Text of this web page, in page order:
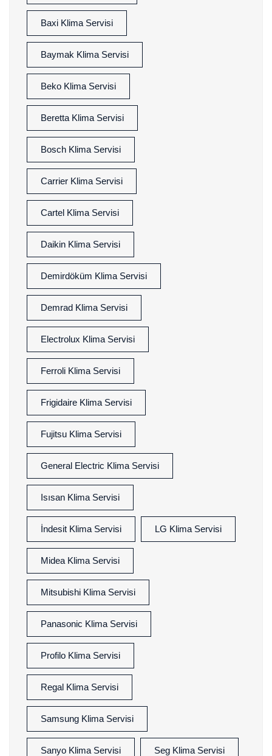
Baxi Klima Servisi
Baymak Klima Servisi
Beko Klima Servisi
Beretta Klima Servisi
Bosch Klima Servisi
Carrier Klima Servisi
Cartel Klima Servisi
Daikin Klima Servisi
Demirdöküm Klima Servisi
Demrad Klima Servisi
Electrolux Klima Servisi
Ferroli Klima Servisi
Frigidaire Klima Servisi
Fujitsu Klima Servisi
General Electric Klima Servisi
Isısan Klima Servisi
İndesit Klima Servisi LG Klima Servisi
Midea Klima Servisi
Mitsubishi Klima Servisi
Panasonic Klima Servisi
Profilo Klima Servisi
Regal Klima Servisi
Samsung Klima Servisi
Sanyo Klima Servisi Seg Klima Servisi